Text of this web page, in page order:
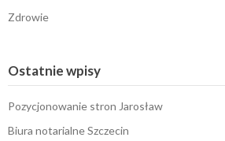
Zdrowie
Ostatnie wpisy
Pozycjonowanie stron Jarosław
Biura notarialne Szczecin